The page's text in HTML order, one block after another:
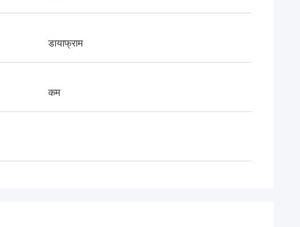
डायाफ्राम
कम